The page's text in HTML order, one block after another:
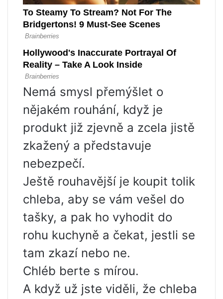
Nemá smysl přemýšlet o
nějakém rouhání, když je
produkt již zjevně a zcela jistě
zkažený a představuje
nebezpečí.
Ještě rouhavější je koupit tolik
chleba, aby se vám vešel do
tašky, a pak ho vyhodit do
rohu kuchyně a čekat, jestli se
tam zkazí nebo ne.
Chléb berte s mírou.
A když už jste viděli, že chleba